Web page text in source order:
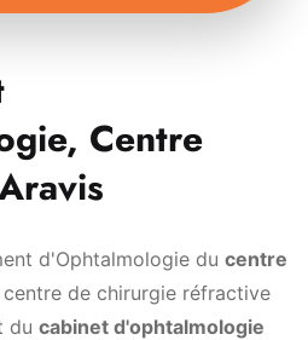
Centre
d'Ophtalmologie du centre
centre de chirurgie réfractive
du cabinet d'ophtalmologie